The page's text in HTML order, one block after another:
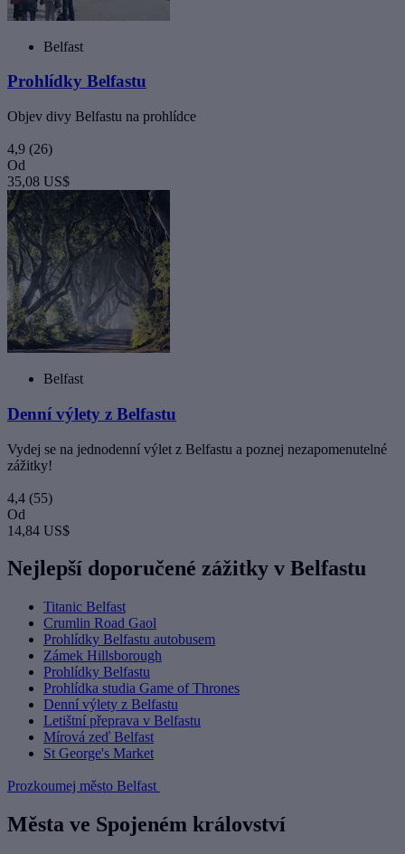
Belfast
Prohlídky Belfastu
Objev divy Belfastu na prohlídce
4,9 (26)
Od
35,08 US$
Belfast
Denní výlety z Belfastu
Vydej se na jednodenní výlet z Belfastu a poznej nezapomenutelné
zážitky!
4,4 (55)
Od
14,84 US$
Nejlepší doporučené zážitky v Belfastu
Titanic Belfast
Crumlin Road Gaol
Prohlídky Belfastu autobusem
Zámek Hillsborough
Prohlídky Belfastu
Prohlídka studia Game of Thrones
Denní výlety z Belfastu
Letištní přeprava v Belfastu
Mírová zeď Belfast
St George's Market
Prozkoumej město Belfast
Města ve Spojeném království